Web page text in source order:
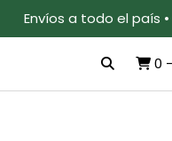
Envíos a todo el país
0 -